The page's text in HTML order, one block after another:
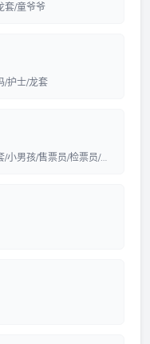
套/童爷爷
/护士/龙套
小男孩/售票员/检票员/霍